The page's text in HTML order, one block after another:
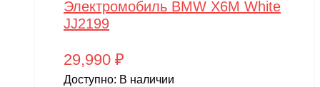
Электромобиль BMW X6M White
JJ2199
29,990 ₽
Доступно: В наличии